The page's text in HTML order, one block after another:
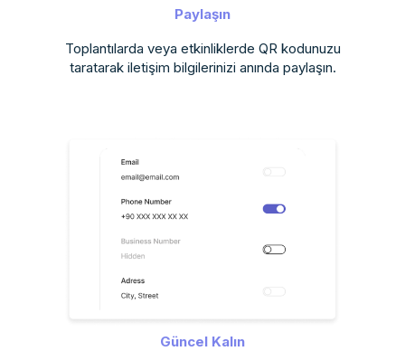
Paylaşın
Toplantılarda veya etkinliklerde QR kodunuzu
taratarak iletişim bilgilerinizi anında paylaşın.
Güncel Kalın